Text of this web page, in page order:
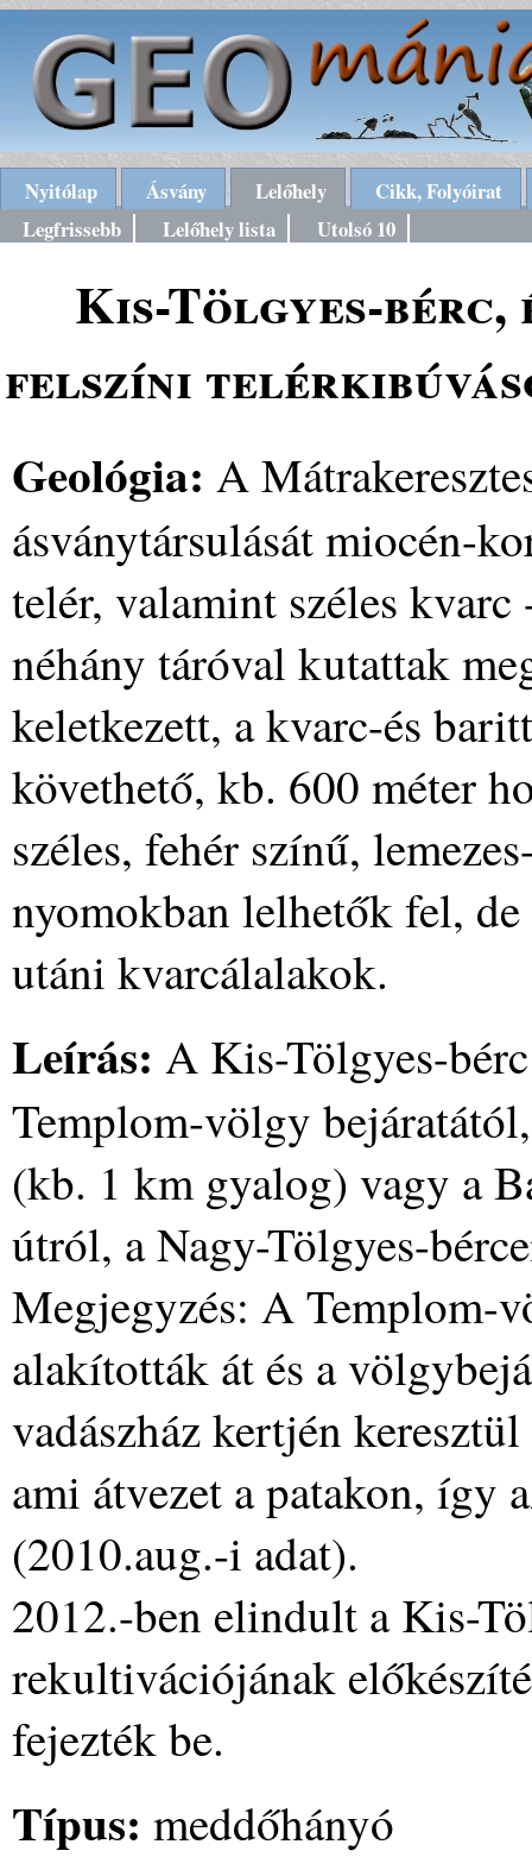
Nyitólap Ásvány Lelőhely
Cikk, Folyóirat
Legfrissebb
Lelőhely lista Utolsó 10
Kis-Tölgyes-
felszíni
Geológia: A
ásványtársulását miocén-
telér, valamint széles
néhány táróval kutattak
keletkezett, a kvarc-és
követhető, kb. 600 méter
széles, fehér színű,
nyomokban lelhetők fel,
utáni kvarcálalakok.
Leírás: A Kis-Tölgyes-
Templom-völgy
(kb. 1 km gyalog) vagy a
útról, a Nagy-Tölgyes-
Megjegyzés: A Templom-
alakították át és a
vadászház kertjén
ami átvezet a patakon, így
(2010.aug.-i adat).
2012.-ben elindult a Kis-
rekultivációjának
fejezték be.
Típus: meddőhányó